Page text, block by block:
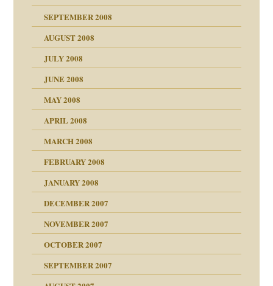
SEPTEMBER 2008
AUGUST 2008
JULY 2008
Juni 2008
JUNE 2008
und Staat
MAY 2008
APRIL 2008
MARCH 2008
FEBRUARY 2008
JANUARY 2008
DECEMBER 2007
NOVEMBER 2007
OCTOBER 2007
SEPTEMBER 2007